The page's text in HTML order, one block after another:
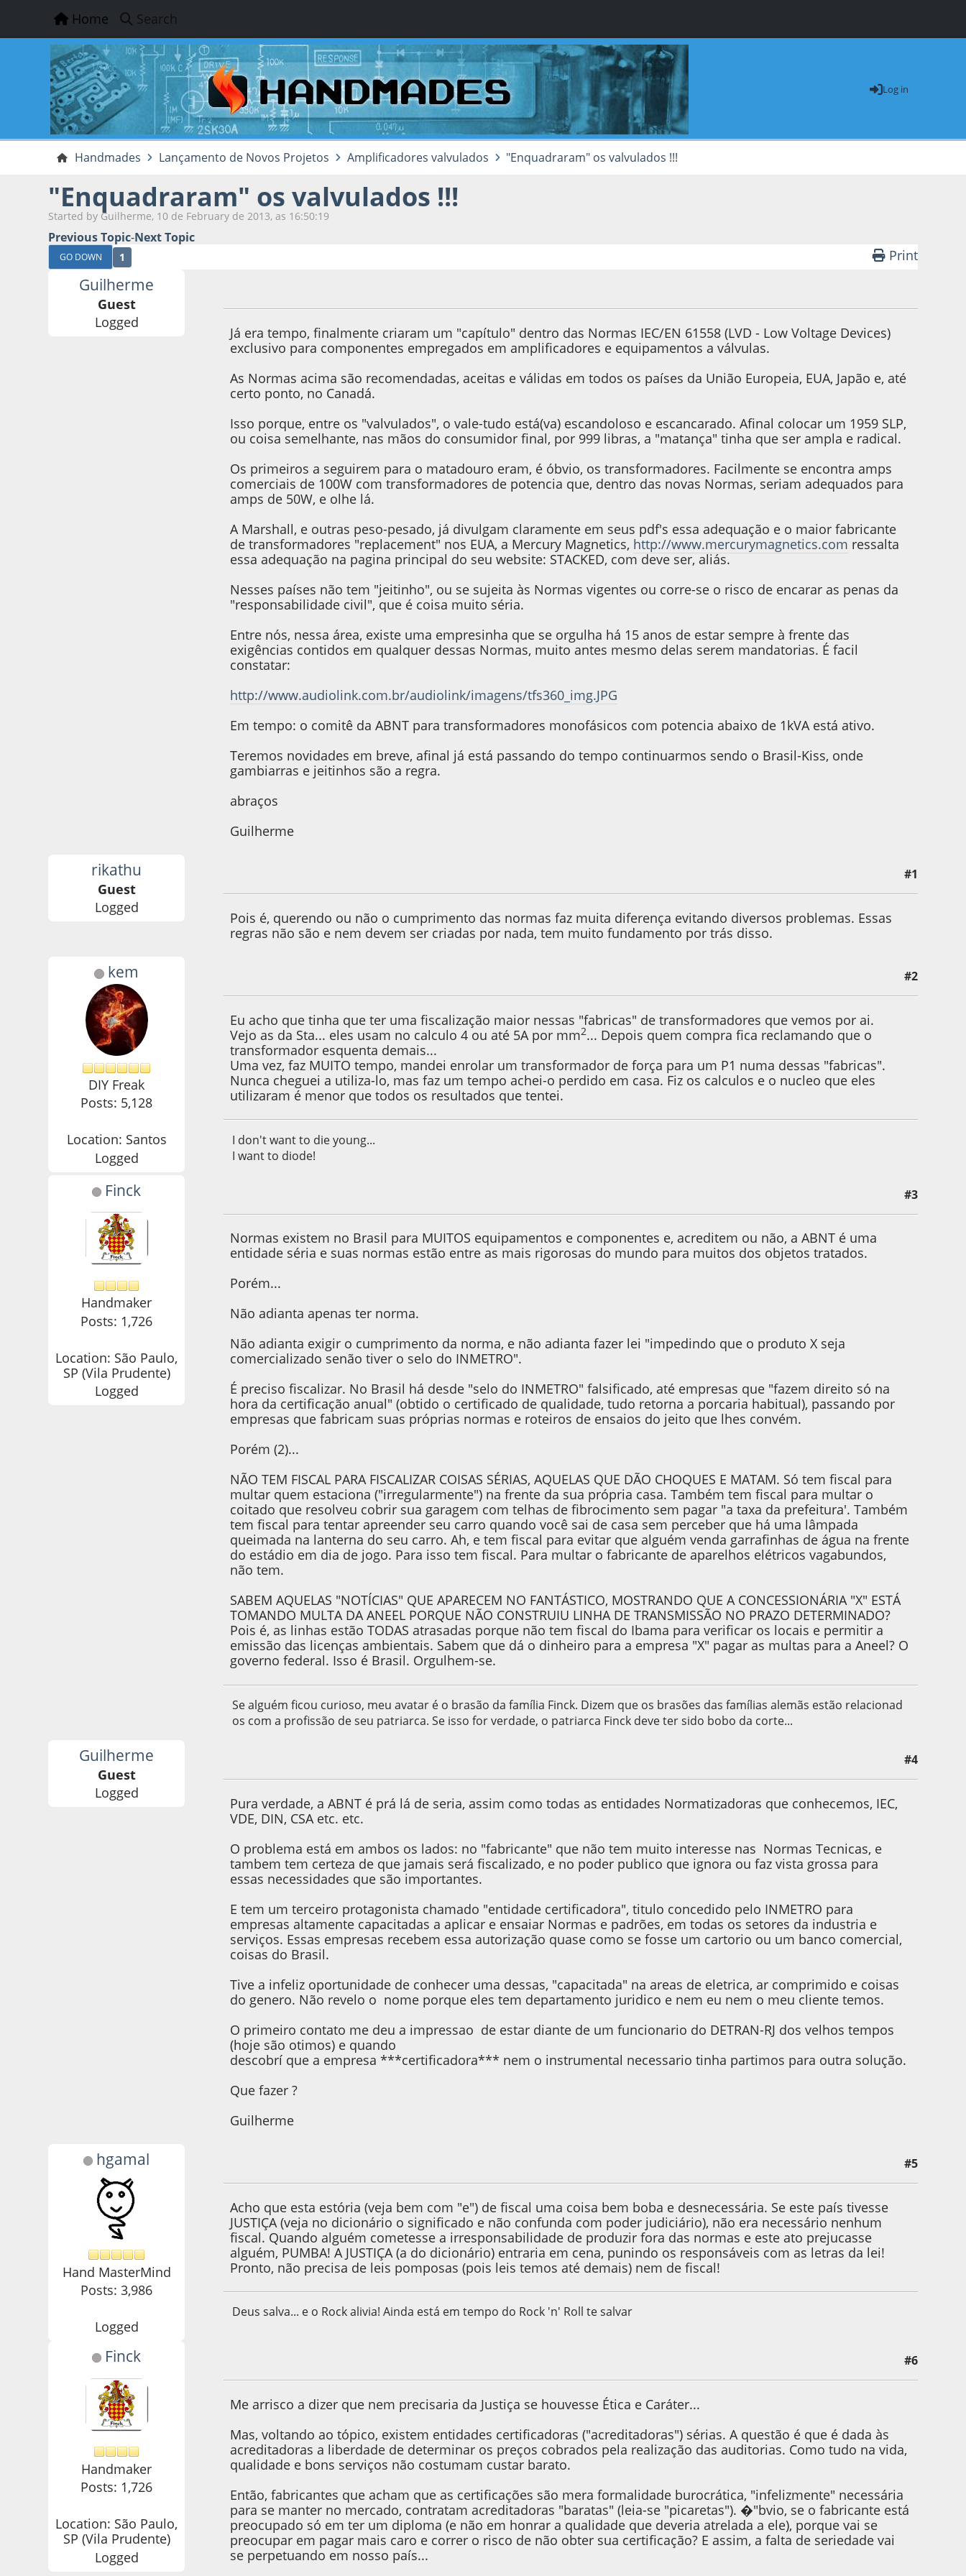
Home Search
Log in
Handmades Lançamento de Novos Projetos Amplificadores valvulados "Enquadraram" os valvulados !!!
"Enquadraram" os valvulados !!!
Started by Guilherme, 10 de February de 2013, as 16:50:19
Previous Topic-Next Topic
GO DOWN 1 Print
Guilherme
Guest
Logged
Já era tempo, finalmente criaram um "capítulo" dentro das Normas IEC/EN 61558 (LVD - Low Voltage Devices)
exclusivo para componentes empregados em amplificadores e equipamentos a válvulas.
As Normas acima são recomendadas, aceitas e válidas em todos os países da União Europeia, EUA, Japão e, até
certo ponto, no Canadá.
Isso porque, entre os "valvulados", o vale-tudo está(va) escandoloso e escancarado. Afinal colocar um 1959 SLP,
ou coisa semelhante, nas mãos do consumidor final, por 999 libras, a "matança" tinha que ser ampla e radical.
Os primeiros a seguirem para o matadouro eram, é óbvio, os transformadores. Facilmente se encontra amps
comerciais de 100W com transformadores de potencia que, dentro das novas Normas, seriam adequados para
amps de 50W, e olhe lá.
A Marshall, e outras peso-pesado, já divulgam claramente em seus pdf's essa adequação e o maior fabricante
de transformadores "replacement" nos EUA, a Mercury Magnetics, http://www.mercurymagnetics.com ressalta
essa adequação na pagina principal do seu website: STACKED, com deve ser, aliás.
Nesses países não tem "jeitinho", ou se sujeita às Normas vigentes ou corre-se o risco de encarar as penas da
"responsabilidade civil", que é coisa muito séria.
Entre nós, nessa área, existe uma empresinha que se orgulha há 15 anos de estar sempre à frente das
exigências contidos em qualquer dessas Normas, muito antes mesmo delas serem mandatorias. É facil
constatar:
http://www.audiolink.com.br/audiolink/imagens/tfs360_img.JPG
Em tempo: o comitê da ABNT para transformadores monofásicos com potencia abaixo de 1kVA está ativo.
Teremos novidades em breve, afinal já está passando do tempo continuarmos sendo o Brasil-Kiss, onde
gambiarras e jeitinhos são a regra.
abraços
Guilherme
rikathu
Guest
Logged
#1
Pois é, querendo ou não o cumprimento das normas faz muita diferença evitando diversos problemas. Essas
regras não são e nem devem ser criadas por nada, tem muito fundamento por trás disso.
kem
DIY Freak
Posts: 5,128
Location: Santos
Logged
#2
Eu acho que tinha que ter uma fiscalização maior nessas "fabricas" de transformadores que vemos por ai.
Vejo as da Sta... eles usam no calculo 4 ou até 5A por mm2... Depois quem compra fica reclamando que o
transformador esquenta demais...
Uma vez, faz MUITO tempo, mandei enrolar um transformador de força para um P1 numa dessas "fabricas".
Nunca cheguei a utiliza-lo, mas faz um tempo achei-o perdido em casa. Fiz os calculos e o nucleo que eles
utilizaram é menor que todos os resultados que tentei.
I don't want to die young...
I want to diode!
Finck
Handmaker
Posts: 1,726
Location: São Paulo,
SP (Vila Prudente)
Logged
#3
Normas existem no Brasil para MUITOS equipamentos e componentes e, acreditem ou não, a ABNT é uma
entidade séria e suas normas estão entre as mais rigorosas do mundo para muitos dos objetos tratados.
Porém...
Não adianta apenas ter norma.
Não adianta exigir o cumprimento da norma, e não adianta fazer lei "impedindo que o produto X seja
comercializado senão tiver o selo do INMETRO".
É preciso fiscalizar. No Brasil há desde "selo do INMETRO" falsificado, até empresas que "fazem direito só na
hora da certificação anual" (obtido o certificado de qualidade, tudo retorna a porcaria habitual), passando por
empresas que fabricam suas próprias normas e roteiros de ensaios do jeito que lhes convém.
Porém (2)...
NÃO TEM FISCAL PARA FISCALIZAR COISAS SÉRIAS, AQUELAS QUE DÃO CHOQUES E MATAM. Só tem fiscal para
multar quem estaciona ("irregularmente") na frente da sua própria casa. Também tem fiscal para multar o
coitado que resolveu cobrir sua garagem com telhas de fibrocimento sem pagar "a taxa da prefeitura'. Também
tem fiscal para tentar apreender seu carro quando você sai de casa sem perceber que há uma lâmpada
queimada na lanterna do seu carro. Ah, e tem fiscal para evitar que alguém venda garrafinhas de água na frente
do estádio em dia de jogo. Para isso tem fiscal. Para multar o fabricante de aparelhos elétricos vagabundos,
não tem.
SABEM AQUELAS "NOTÍCIAS" QUE APARECEM NO FANTÁSTICO, MOSTRANDO QUE A CONCESSIONÁRIA "X" ESTÁ
TOMANDO MULTA DA ANEEL PORQUE NÃO CONSTRUIU LINHA DE TRANSMISSÃO NO PRAZO DETERMINADO?
Pois é, as linhas estão TODAS atrasadas porque não tem fiscal do Ibama para verificar os locais e permitir a
emissão das licenças ambientais. Sabem que dá o dinheiro para a empresa "X" pagar as multas para a Aneel? O
governo federal. Isso é Brasil. Orgulhem-se.
Se alguém ficou curioso, meu avatar é o brasão da família Finck. Dizem que os brasões das famílias alemãs estão relacionad
os com a profissão de seu patriarca. Se isso for verdade, o patriarca Finck deve ter sido bobo da corte...
Guilherme
Guest
Logged
#4
Pura verdade, a ABNT é prá lá de seria, assim como todas as entidades Normatizadoras que conhecemos, IEC,
VDE, DIN, CSA etc. etc.
O problema está em ambos os lados: no "fabricante" que não tem muito interesse nas Normas Tecnicas, e
tambem tem certeza de que jamais será fiscalizado, e no poder publico que ignora ou faz vista grossa para
essas necessidades que são importantes.
E tem um terceiro protagonista chamado "entidade certificadora", titulo concedido pelo INMETRO para
empresas altamente capacitadas a aplicar e ensaiar Normas e padrões, em todas os setores da industria e
serviços. Essas empresas recebem essa autorização quase como se fosse um cartorio ou um banco comercial,
coisas do Brasil.
Tive a infeliz oportunidade de conhecer uma dessas, "capacitada" na areas de eletrica, ar comprimido e coisas
do genero. Não revelo o nome porque eles tem departamento juridico e nem eu nem o meu cliente temos.
O primeiro contato me deu a impressao de estar diante de um funcionario do DETRAN-RJ dos velhos tempos
(hoje são otimos) e quando
descobrí que a empresa ***certificadora*** nem o instrumental necessario tinha partimos para outra solução.
Que fazer ?
Guilherme
hgamal
Hand MasterMind
Posts: 3,986
Logged
#5
Acho que esta estória (veja bem com "e") de fiscal uma coisa bem boba e desnecessária. Se este país tivesse
JUSTIÇA (veja no dicionário o significado e não confunda com poder judiciário), não era necessário nenhum
fiscal. Quando alguém cometesse a irresponsabilidade de produzir fora das normas e este ato prejucasse
alguém, PUMBA! A JUSTIÇA (a do dicionário) entraria em cena, punindo os responsáveis com as letras da lei!
Pronto, não precisa de leis pomposas (pois leis temos até demais) nem de fiscal!
Deus salva... e o Rock alivia! Ainda está em tempo do Rock 'n' Roll te salvar
Finck
Handmaker
Posts: 1,726
Location: São Paulo,
SP (Vila Prudente)
Logged
#6
Me arrisco a dizer que nem precisaria da Justiça se houvesse Ética e Caráter...
Mas, voltando ao tópico, existem entidades certificadoras ("acreditadoras") sérias. A questão é que é dada às
acreditadoras a liberdade de determinar os preços cobrados pela realização das auditorias. Como tudo na vida,
qualidade e bons serviços não costumam custar barato.
Então, fabricantes que acham que as certificações são mera formalidade burocrática, "infelizmente" necessária
para se manter no mercado, contratam acreditadoras "baratas" (leia-se "picaretas"). �"bvio, se o fabricante está
preocupado só em ter um diploma (e não em honrar a qualidade que deveria atrelada a ele), porque vai se
preocupar em pagar mais caro e correr o risco de não obter sua certificação? E assim, a falta de seriedade vai
se perpetuando em nosso país...